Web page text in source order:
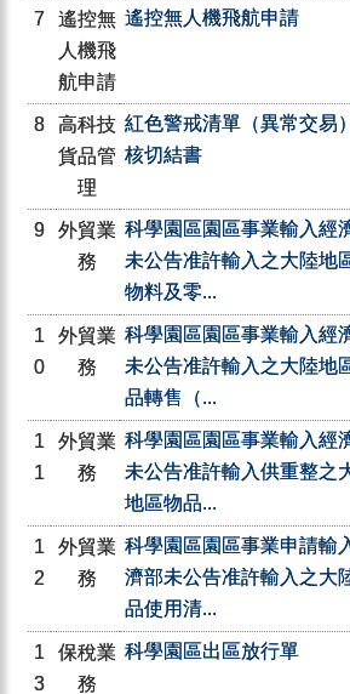
7
遙控無
人機飛
航申請
遙控無人機飛航申請
8
高科技
貨品管
理
紅色警戒清單（異常交易
核切結書
9
外貿業
務
科學園區園區事業輸入經
未公告准許輸入之大陸地
物料及零...
1
0
外貿業
務
科學園區園區事業輸入經
未公告准許輸入之大陸地
品轉售（...
1
1
外貿業
務
科學園區園區事業輸入經
未公告准許輸入供重整之
地區物品...
1
2
外貿業
務
科學園區園區事業申請輸
濟部未公告准許輸入之大
品使用清...
1
3
保稅業
務
科學園區出區放行單